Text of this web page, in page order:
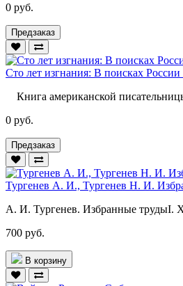
0 руб.
Предзаказ
Сто лет изгнания: В поисках России
Книга американской
0 руб.
Предзаказ
Тургенев А. И., Тургенев Н. И.
А. И. Тургенев. Избранные трудыI.
700 руб.
В корзину